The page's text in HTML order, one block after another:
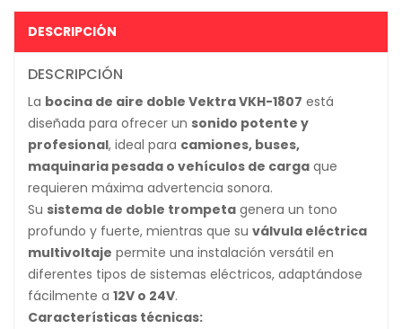
DESCRIPCIÓN
DESCRIPCIÓN
La bocina de aire doble Vektra VKH-1807 está
diseñada para ofrecer un sonido potente y
profesional, ideal para camiones, buses,
maquinaria pesada o vehículos de carga que
requieren máxima advertencia sonora.
Su sistema de doble trompeta genera un tono
profundo y fuerte, mientras que su válvula eléctrica
multivoltaje permite una instalación versátil en
diferentes tipos de sistemas eléctricos, adaptándose
fácilmente a 12V o 24V.
Características técnicas: